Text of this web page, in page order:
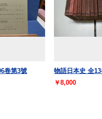
卷第3號
物語日本史 全
￥8,000